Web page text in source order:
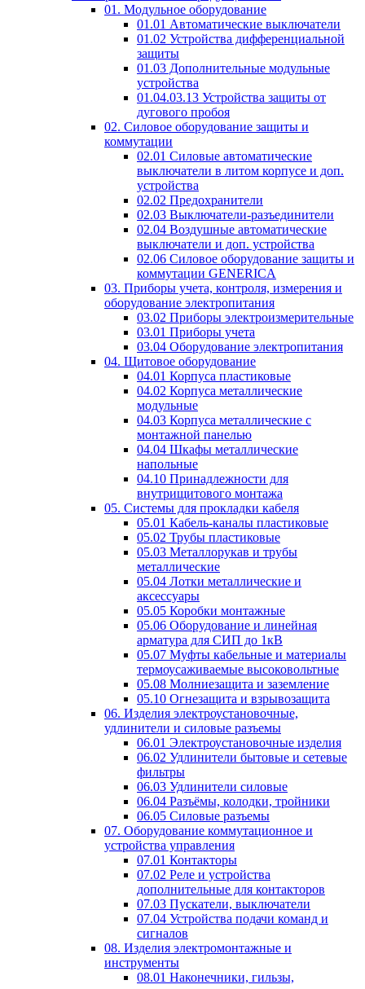
01. Модульное оборудование
01.01 Автоматические выключатели
01.02 Устройства дифференциальной
защиты
01.03 Дополнительные модульные
устройства
01.04.03.13 Устройства защиты от
дугового пробоя
02. Силовое оборудование защиты и
коммутации
02.01 Силовые автоматические
выключатели в литом корпусе и доп.
устройства
02.02 Предохранители
02.03 Выключатели-разъединители
02.04 Воздушные автоматические
выключатели и доп. устройства
02.06 Силовое оборудование защиты и
коммутации GENERICA
03. Приборы учета, контроля, измерения и
оборудование электропитания
03.02 Приборы электроизмерительные
03.01 Приборы учета
03.04 Оборудование электропитания
04. Щитовое оборудование
04.01 Корпуса пластиковые
04.02 Корпуса металлические
модульные
04.03 Корпуса металлические с
монтажной панелью
04.04 Шкафы металлические
напольные
04.10 Принадлежности для
внутрищитового монтажа
05. Системы для прокладки кабеля
05.01 Кабель-каналы пластиковые
05.02 Трубы пластиковые
05.03 Металлорукав и трубы
металлические
05.04 Лотки металлические и
аксессуары
05.05 Коробки монтажные
05.06 Оборудование и линейная
арматура для СИП до 1кВ
05.07 Муфты кабельные и материалы
термоусаживаемые высоковольтные
05.08 Молниезащита и заземление
05.10 Огнезащита и взрывозащита
06. Изделия электроустановочные,
удлинители и силовые разъемы
06.01 Электроустановочные изделия
06.02 Удлинители бытовые и сетевые
фильтры
06.03 Удлинители силовые
06.04 Разъёмы, колодки, тройники
06.05 Силовые разъемы
07. Оборудование коммутационное и
устройства управления
07.01 Контакторы
07.02 Реле и устройства
дополнительные для контакторов
07.03 Пускатели, выключатели
07.04 Устройства подачи команд и
сигналов
08. Изделия электромонтажные и
инструменты
08.01 Наконечники, гильзы,